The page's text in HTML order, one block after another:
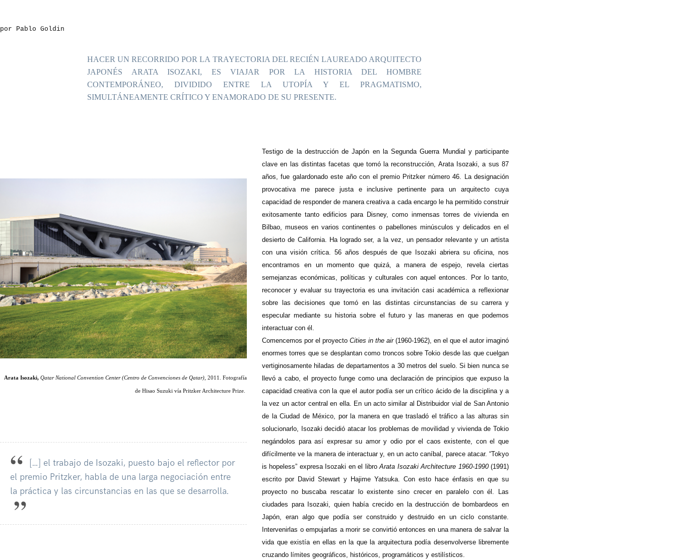
por Pablo Goldin
HACER UN RECORRIDO POR LA TRAYECTORIA DEL RECIÉN LAUREADO ARQUITECTO
JAPONÉS ARATA ISOZAKI, ES VIAJAR POR LA HISTORIA DEL HOMBRE
CONTEMPORÁNEO, DIVIDIDO ENTRE LA UTOPÍA Y EL PRAGMATISMO,
SIMULTÁNEAMENTE CRÍTICO Y ENAMORADO DE SU PRESENTE.
Arata Isozaki, Qatar National Convention Center (Centro de Convenciones de Qatar) , 2011. Fotografía
de Hisao Suzuki vía Pritzker Architecture Prize.
[…] el trabajo de Isozaki, puesto bajo el reflector por
el premio Pritzker, habla de una larga negociación entre
la práctica y las circunstancias en las que se desarrolla.
Testigo de la destrucción de Japón en la Segunda Guerra Mundial y participante
clave en las distintas facetas que tomó la reconstrucción, Arata Isozaki, a sus 87
años, fue galardonado este año con el premio Pritzker número 46. La designación
provocativa me parece justa e inclusive pertinente para un arquitecto cuya
capacidad de responder de manera creativa a cada encargo le ha permitido construir
exitosamente tanto edificios para Disney, como inmensas torres de vivienda en
Bilbao, museos en varios continentes o pabellones minúsculos y delicados en el
desierto de California. Ha logrado ser, a la vez, un pensador relevante y un artista
con una visión crítica. 56 años después de que Isozaki abriera su oficina, nos
encontramos en un momento que quizá, a manera de espejo, revela ciertas
semejanzas económicas, políticas y culturales con aquel entonces. Por lo tanto,
reconocer y evaluar su trayectoria es una invitación casi académica a reflexionar
sobre las decisiones que tomó en las distintas circunstancias de su carrera y
especular mediante su historia sobre el futuro y las maneras en que podemos
interactuar con él.
Comencemos por el proyecto Cities in the air(1960-1962), en el que el autor imaginó
enormes torres que se desplantan como troncos sobre Tokio desde las que cuelgan
vertiginosamente hiladas de departamentos a 30 metros del suelo. Si bien nunca se
llevó a cabo, el proyecto funge como una declaración de principios que expuso la
capacidad creativa con la que el autor podía ser un crítico ácido de la disciplina y a
la vez un actor central en ella. En un acto similar al Distribuidor vial de San Antonio
de la Ciudad de México, por la manera en que trasladó el tráfico a las alturas sin
solucionarlo, Isozaki decidió atacar los problemas de movilidad y vivienda de Tokio
negándolos para así expresar su amor y odio por el caos existente, con el que
difícilmente ve la manera de interactuar y, en un acto caníbal, parece atacar. “Tokyo
is hopeless” expresa Isozaki en el libroArata Isozaki Architecture 1960-1990(1991)
escrito por David Stewart y Hajime Yatsuka. Con esto hace énfasis en que su
proyecto no buscaba rescatar lo existente sino crecer en paralelo con él. Las
ciudades para Isozaki, quien había crecido en la destrucción de bombardeos en
Japón, eran algo que podía ser construido y destruido en un ciclo constante.
Intervenirlas o empujarlas a morir se convirtió entonces en una manera de salvar la
vida que existía en ellas en la que la arquitectura podía desenvolverse libremente
cruzando límites geográficos, históricos, programáticos y estilísticos.